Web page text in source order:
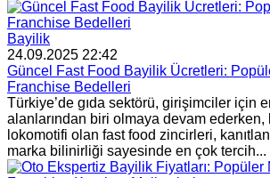
Bayilik
24.09.2025 22:42
Güncel Fast Food Bayilik Ücretleri:
Franchise Bedelleri
Türkiye’de gıda sektörü, girişimciler için
alanlarından biri olmaya devam ederken,
lokomotifi olan fast food zincirleri,
marka bilinirliği sayesinde en çok tercih...